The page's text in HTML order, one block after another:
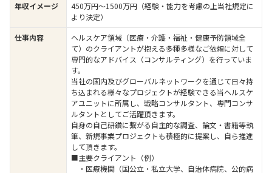
年収イメージ
450万円〜1500万円（経験・能力を考慮の上当社規定に
より決定）
仕事内容
ヘルスケア領域（医療・介護・福祉・健康予防領域全
て）のクライアントが抱える多種多様なご依頼に対して
専門的なアドバイス（コンサルティング）を行っていま
す。
当社の国内及びグローバルネットワークを通じて日々持
ち込まれる様々なプロジェクトが経験できる当ヘルスケ
アユニットに所属し、戦略コンサルタント、専門コンサ
ルタントとしてご活躍頂きます。
自身の自己研鑽に繋がる自主的な調査、論文・書籍等執
筆、新規事業プロジェクトも積極的に提案し、自ら推進
して頂きます。
■主要クライアント（例）
・医療機関（国公立・私立大学、自治体病院、公的病